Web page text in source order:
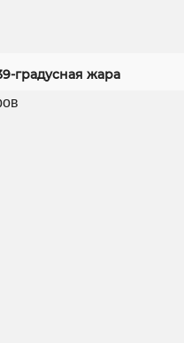
градусная жара